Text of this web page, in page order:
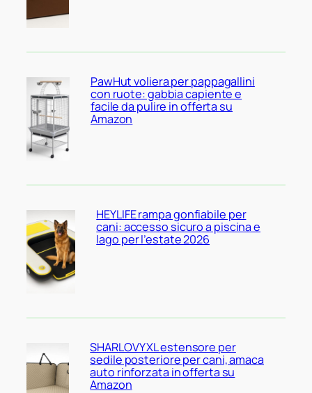
PawHut voliera per pappagallini
con ruote: gabbia capiente e
facile da pulire in offerta su
Amazon
HEYLIFE rampa gonfiabile per
cani: accesso sicuro a piscina e
lago per l’estate 2026
SHARLOVY XL estensore per
sedile posteriore per cani, amaca
auto rinforzata in offerta su
Amazon